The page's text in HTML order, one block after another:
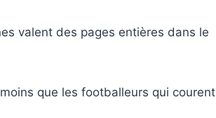
valent des pages entières dans le
que les footballeurs qui courent